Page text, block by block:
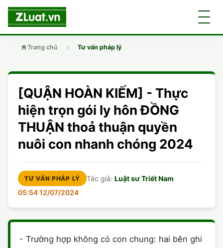
LUẬT SƯ
CHUYÊN VIÊN
TUYỂN DỤNG
DÂN SỰ
DOANH NGHIỆP
GIẤY PHÉP CON
DÂN SỰ
DOANH NGHIỆP
ĐẤT ĐAI
DI CHÚC
ĐĂNG KÝ XE
LY HÔN
ĐẤT ĐAI
Trang chủ Tư vấn pháp lý
[QUẬN HOÀN KIẾM] - Thực
hiện trọn gói ly hôn ĐỒNG
THUẬN thoả thuận quyền
nuôi con nhanh chóng 2024
TƯ VẤN PHÁP LÝ Tác giả:Luật sư Triết Nam
05:54 12/07/2024
- Trường hợp không có con chung: hai bên ghi